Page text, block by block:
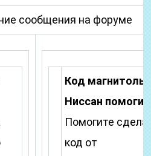
сообщения на форуме
Код магнитолы
Ниссан
Помогите
код от